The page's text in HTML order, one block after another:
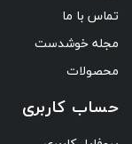
تماس با ما
مجله خوشدست
محصولات
حساب کاربری